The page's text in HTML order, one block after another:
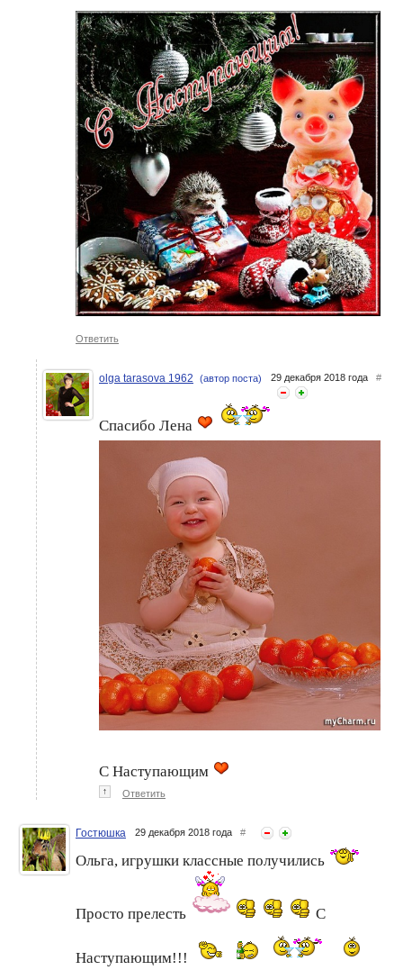
Ответить
olga tarasova 1962 (автор поста) 29 декабря 2018 года #
Спасибо Лена
С Наступающим
↑ Ответить
Гостюшка 29 декабря 2018 года #
Ольга, игрушки классные получились
Просто прелесть С
Наступающим!!!